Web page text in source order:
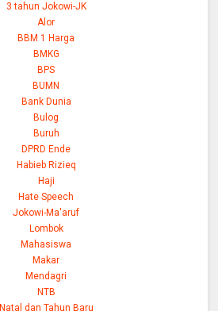
3 tahun Jokowi-JK
Alor
BBM 1 Harga
BMKG
BPS
BUMN
Bank Dunia
Bulog
Buruh
DPRD Ende
Habieb Rizieq
Haji
Hate Speech
Jokowi-Ma'aruf
Lombok
Mahasiswa
Makar
Mendagri
NTB
Natal dan Tahun Baru